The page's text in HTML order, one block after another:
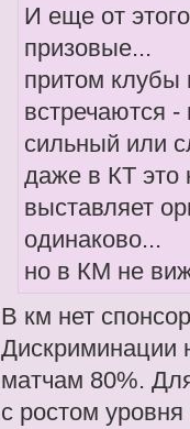
И еще от
призовые...
притом клубы
встречаются
сильный или
даже в КТ это
выставляет
одинаково...
но в КМ не
В км нет
Дискриминации
матчам 80%.
с ростом уровня